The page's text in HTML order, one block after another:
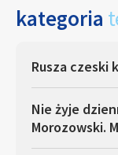
kategoria
Rusza czeski
Nie żyje
Morozowski.